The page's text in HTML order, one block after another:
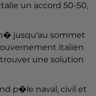
un accord 50-50,
jusqu'au sommet
italien
une solution
p�le naval, civil et